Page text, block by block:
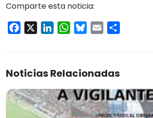
Comparte esta noticia:
Facebook LinkedInWhatsApp
Bluesky
Email
Noticias Relacionadas